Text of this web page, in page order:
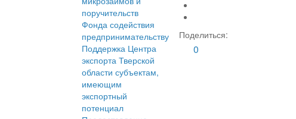
поручительств
Фонда содействия
предпринимательству
Поддержка Центра
экспорта Тверской
области субъектам,
имеющим
экспортный
потенциал
Поделиться:
0